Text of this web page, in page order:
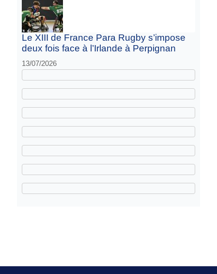
Le XIII de France Para Rugby s’impose
deux fois face à l’Irlande à Perpignan
13/07/2026